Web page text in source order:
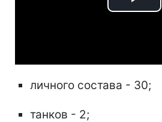
Play
личного состава - 30;
танков - 2;